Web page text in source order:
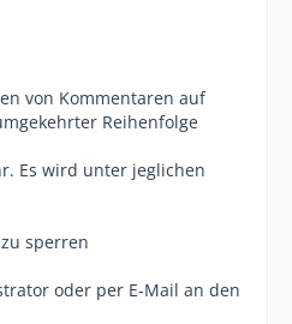
von Kommentaren auf
Reihenfolge
Es wird unter jeglichen
sperren
oder per E-Mail an den